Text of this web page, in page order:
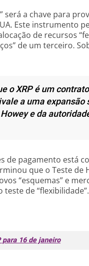
será a chave para
Este instrumento
de recursos
de um terceiro.
o XRP é um
a uma
e da
de pagamento está
que o Teste de
“esquemas” e
teste de “flexibilidade”.
16 de janeiro